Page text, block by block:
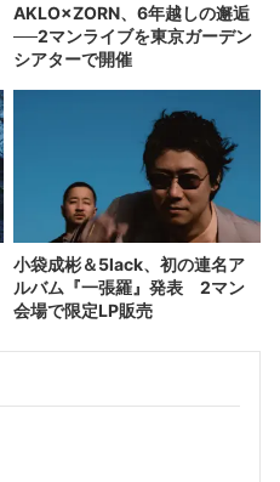
AKLO×ZORN、6年越しの邂逅
──2マンライブを東京ガーデン
シアターで開催
小袋成彬＆5lack、初の連名ア
ルバム『一張羅』発表 2マン
会場で限定LP販売